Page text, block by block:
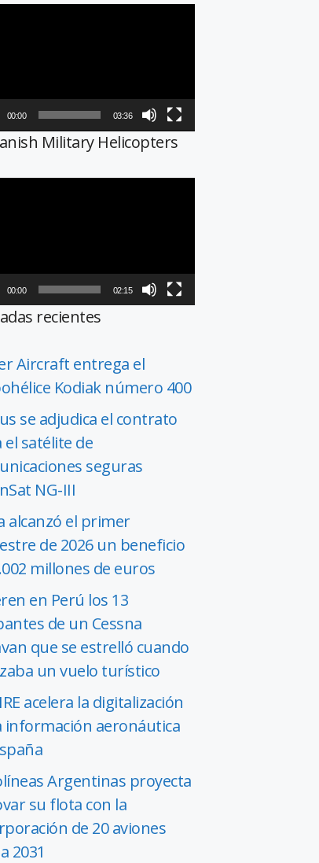
00:00 03:36
Military Helicopters
00:00 02:15
recientes
Aircraft entrega el
Kodiak número 400
se adjudica el contrato
el satélite de
seguras
NG-III
alcanzó el primer
de 2026 un beneficio
millones de euros
en Perú los 13
de un Cessna
que se estrelló cuando
un vuelo turístico
acelera la digitalización
información aeronáutica
Argentinas proyecta
su flota con la
de 20 aviones
2031